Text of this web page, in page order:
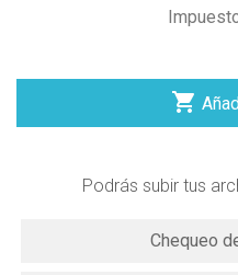

Podrás subir tus
Chequeo